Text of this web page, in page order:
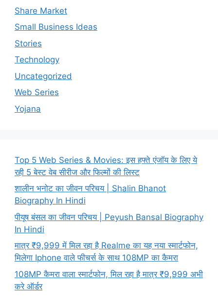
Share Market
Small Business Ideas
Stories
Technology
Uncategorized
Web Series
Yojana
Top 5 Web Series & Movies: इस हफ्ते एंजॉय के लिए ये
रही 5 बेस्ट वेब सीरीज और फिल्मों की लिस्ट
शालीन भनोट का जीवन परिचय | Shalin Bhanot
Biography In Hindi
पीयूष बंसल का जीवन परिचय | Peyush Bansal Biography
In Hindi
मात्र ₹9,999 में मिल रहा है Realme का यह नया स्मार्टफोन,
मिलेगा Iphone वाले फीचर्स के साथ 108MP का कैमरा
108MP कैमरा वाला स्मार्टफोन, मिल रहा है मात्र ₹9,999 अभी
करे ऑर्डर